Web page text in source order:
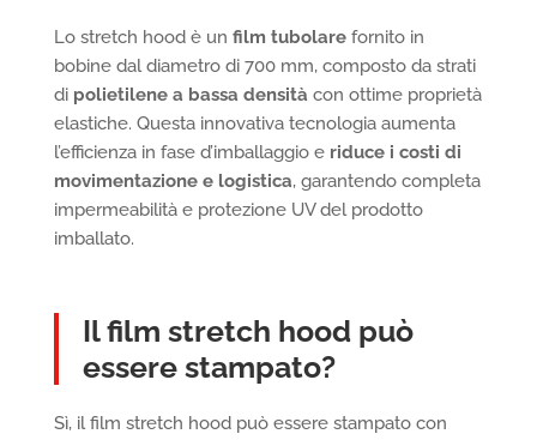
Lo stretch hood è un film tubolarefornito in
bobine dal diametro di 700 mm, composto da strati
dipolietilene a bassa densità con ottime proprietà
elastiche. Questa innovativa tecnologia aumenta
l’efficienza in fase d’imballaggio e riduce i costi di
movimentazione e logistica, garantendo completa
impermeabilità e protezione UV del prodotto
imballato.
Il film stretch hood può
essere stampato?
Sì, il film stretch hood può essere stampato con